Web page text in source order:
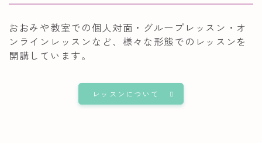
おおみや教室での個人対面・グループレッスン・オ
ンラインレッスンなど、​様々な形態でのレッスンを
開講しています。
レッスンについて